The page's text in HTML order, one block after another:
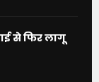
से फिर लागू